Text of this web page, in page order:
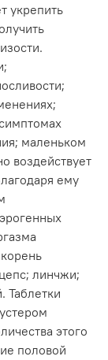
укрепить
маленьком
воздействует
ему
линчжи;
Таблетки
этого
половой